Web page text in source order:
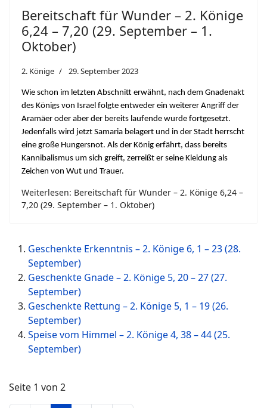
Bereitschaft für Wunder – 2. Könige
6,24 – 7,20 (29. September – 1.
Oktober)
2. Könige 29. September 2023
Wie schon im letzten Abschnitt erwähnt, nach dem Gnadenakt
des Königs von Israel folgte entweder ein weiterer Angriff der
Aramäer oder aber der bereits laufende wurde fortgesetzt.
Jedenfalls wird jetzt Samaria belagert und in der Stadt herrscht
eine große Hungersnot. Als der König erfährt, dass bereits
Kannibalismus um sich greift, zerreißt er seine Kleidung als
Zeichen von Wut und Trauer.
Weiterlesen: Bereitschaft für Wunder – 2. Könige 6,24 –
7,20 (29. September – 1. Oktober)
Geschenkte Erkenntnis – 2. Könige 6, 1 – 23 (28.
September)
Geschenkte Gnade – 2. Könige 5, 20 – 27 (27.
September)
Geschenkte Rettung – 2. Könige 5, 1 – 19 (26.
September)
Speise vom Himmel – 2. Könige 4, 38 – 44 (25.
September)
Seite 1 von 2